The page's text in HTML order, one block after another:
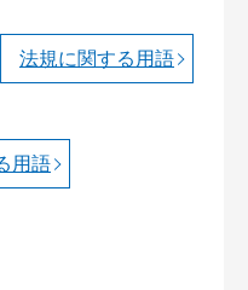
法規に関する用語
用語